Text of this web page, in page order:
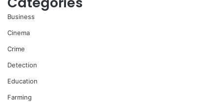
Business
Cinema
Crime
Detection
Education
Farming